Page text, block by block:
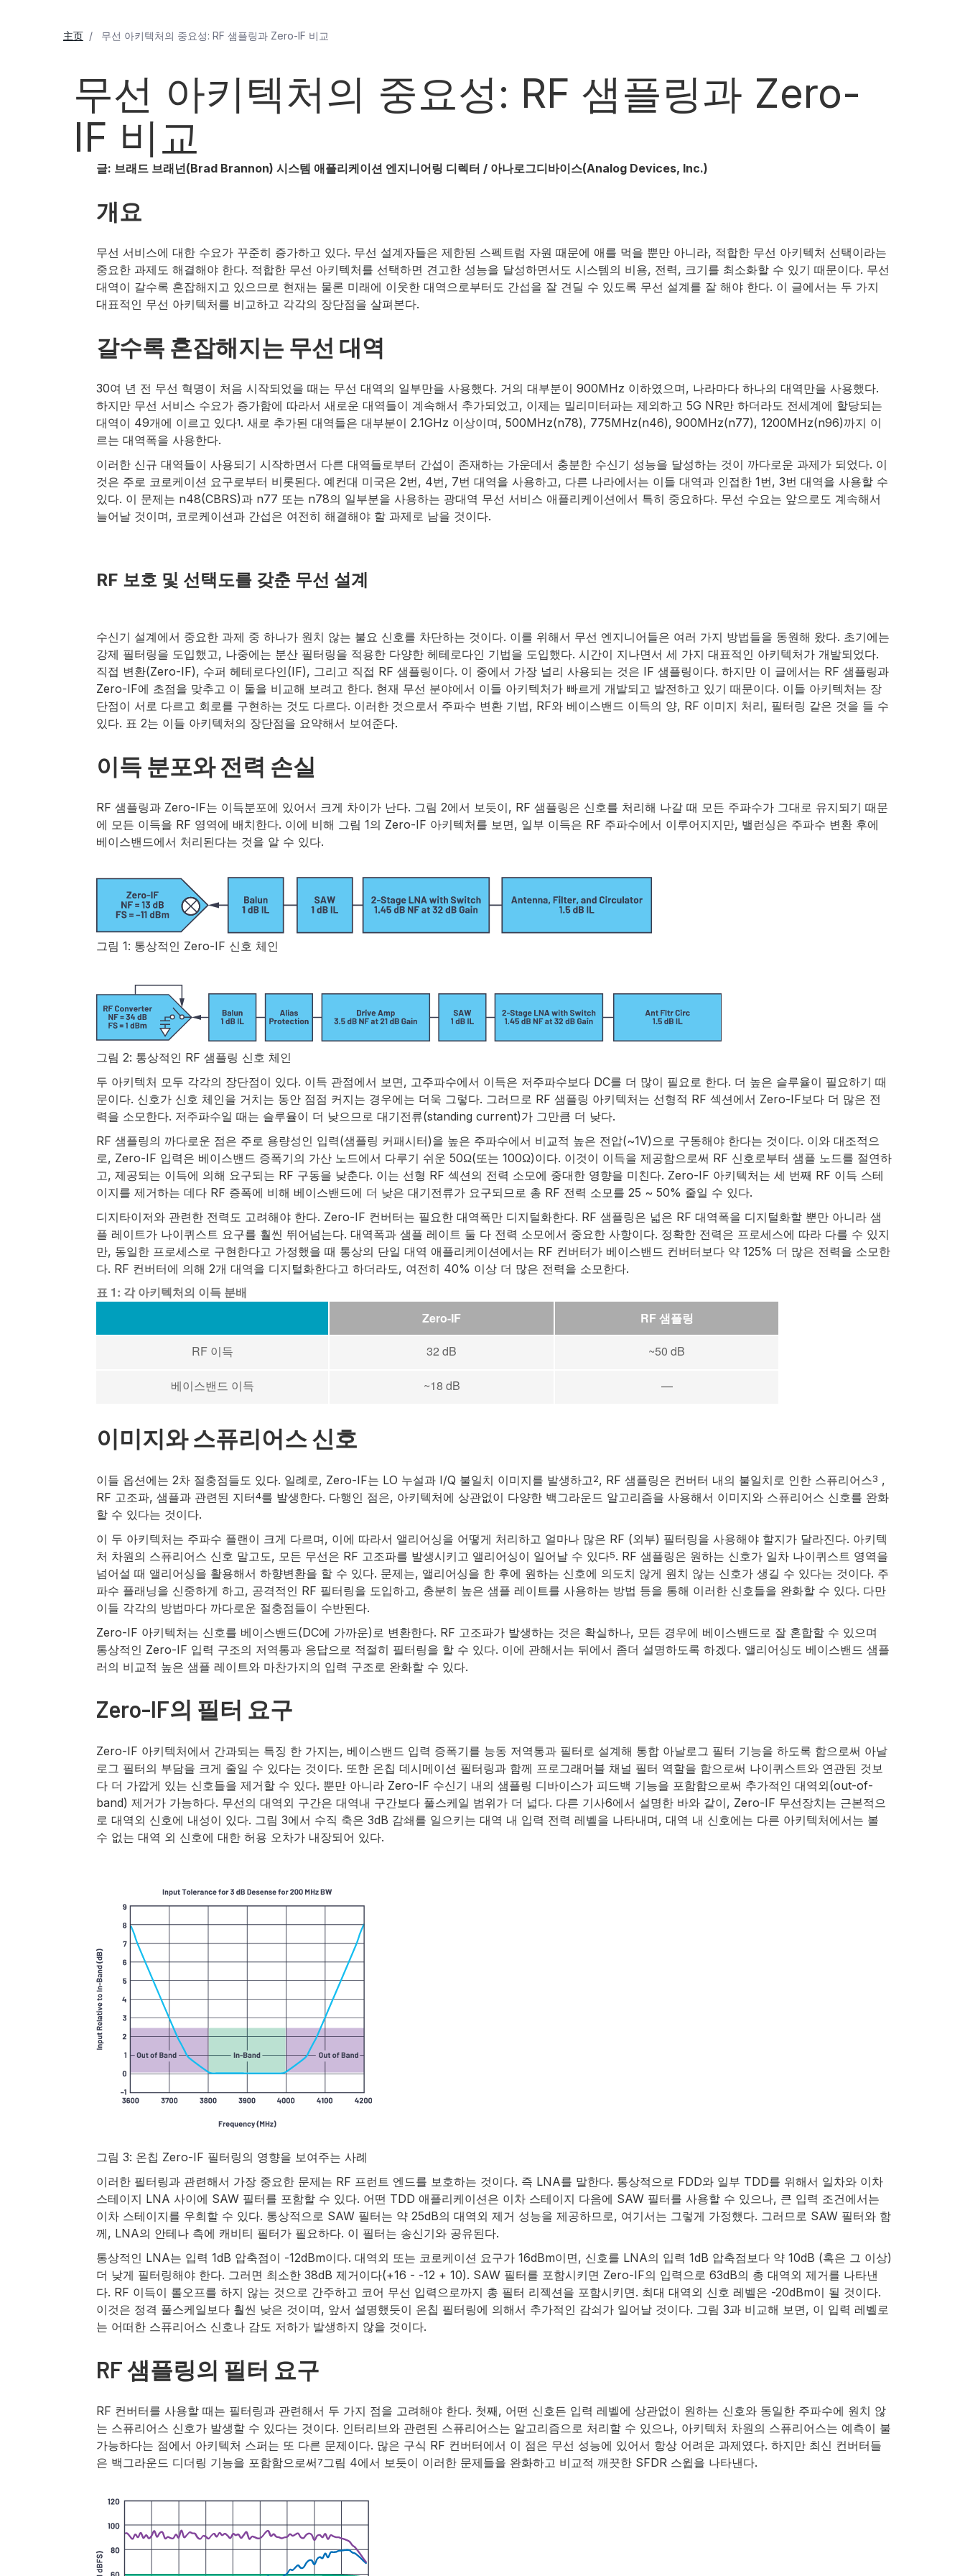
主页 무선 아키텍처의 중요성: RF 샘플링과 Zero-IF 비교
무선 아키텍처의 중요성: RF 샘플링과 Zero-
IF 비교
글: 브래드 브래넌(Brad Brannon) 시스템 애플리케이션 엔지니어링 디렉터 / 아나로그디바이스(Analog Devices, Inc.)
개요
무선 서비스에 대한 수요가 꾸준히 증가하고 있다. 무선 설계자들은 제한된 스펙트럼 자원 때문에 애를 먹을 뿐만 아니라, 적합한 무선 아키텍처 선택이라는
중요한 과제도 해결해야 한다. 적합한 무선 아키텍처를 선택하면 견고한 성능을 달성하면서도 시스템의 비용, 전력, 크기를 최소화할 수 있기 때문이다. 무선
대역이 갈수록 혼잡해지고 있으므로 현재는 물론 미래에 이웃한 대역으로부터도 간섭을 잘 견딜 수 있도록 무선 설계를 잘 해야 한다. 이 글에서는 두 가지
대표적인 무선 아키텍처를 비교하고 각각의 장단점을 살펴본다.
갈수록 혼잡해지는 무선 대역
30여 년 전 무선 혁명이 처음 시작되었을 때는 무선 대역의 일부만을 사용했다. 거의 대부분이 900MHz 이하였으며, 나라마다 하나의 대역만을 사용했다.
하지만 무선 서비스 수요가 증가함에 따라서 새로운 대역들이 계속해서 추가되었고, 이제는 밀리미터파는 제외하고 5G NR만 하더라도 전세계에 할당되는
대역이 49개에 이르고 있다1. 새로 추가된 대역들은 대부분이 2.1GHz 이상이며, 500MHz(n78), 775MHz(n46), 900MHz(n77), 1200MHz(n96)까지 이
르는 대역폭을 사용한다.
이러한 신규 대역들이 사용되기 시작하면서 다른 대역들로부터 간섭이 존재하는 가운데서 충분한 수신기 성능을 달성하는 것이 까다로운 과제가 되었다. 이
것은 주로 코로케이션 요구로부터 비롯된다. 예컨대 미국은 2번, 4번, 7번 대역을 사용하고, 다른 나라에서는 이들 대역과 인접한 1번, 3번 대역을 사용할 수
있다. 이 문제는 n48(CBRS)과 n77 또는 n78의 일부분을 사용하는 광대역 무선 서비스 애플리케이션에서 특히 중요하다. 무선 수요는 앞으로도 계속해서
늘어날 것이며, 코로케이션과 간섭은 여전히 해결해야 할 과제로 남을 것이다.
RF 보호 및 선택도를 갖춘 무선 설계
수신기 설계에서 중요한 과제 중 하나가 원치 않는 불요 신호를 차단하는 것이다. 이를 위해서 무선 엔지니어들은 여러 가지 방법들을 동원해 왔다. 초기에는
강제 필터링을 도입했고, 나중에는 분산 필터링을 적용한 다양한 헤테로다인 기법을 도입했다. 시간이 지나면서 세 가지 대표적인 아키텍처가 개발되었다.
직접 변환(Zero-IF), 수퍼 헤테로다인(IF), 그리고 직접 RF 샘플링이다. 이 중에서 가장 널리 사용되는 것은 IF 샘플링이다. 하지만 이 글에서는 RF 샘플링과
Zero-IF에 초점을 맞추고 이 둘을 비교해 보려고 한다. 현재 무선 분야에서 이들 아키텍처가 빠르게 개발되고 발전하고 있기 때문이다. 이들 아키텍처는 장
단점이 서로 다르고 회로를 구현하는 것도 다르다. 이러한 것으로서 주파수 변환 기법, RF와 베이스밴드 이득의 양, RF 이미지 처리, 필터링 같은 것을 들 수
있다. 표 2는 이들 아키텍처의 장단점을 요약해서 보여준다.
이득 분포와 전력 손실
RF 샘플링과 Zero-IF는 이득분포에 있어서 크게 차이가 난다. 그림 2에서 보듯이, RF 샘플링은 신호를 처리해 나갈 때 모든 주파수가 그대로 유지되기 때문
에 모든 이득을 RF 영역에 배치한다. 이에 비해 그림 1의 Zero-IF 아키텍처를 보면, 일부 이득은 RF 주파수에서 이루어지지만, 밸런싱은 주파수 변환 후에
베이스밴드에서 처리된다는 것을 알 수 있다.
그림 1: 통상적인 Zero-IF 신호 체인
그림 2: 통상적인 RF 샘플링 신호 체인
두 아키텍처 모두 각각의 장단점이 있다. 이득 관점에서 보면, 고주파수에서 이득은 저주파수보다 DC를 더 많이 필요로 한다. 더 높은 슬루율이 필요하기 때
문이다. 신호가 신호 체인을 거치는 동안 점점 커지는 경우에는 더욱 그렇다. 그러므로 RF 샘플링 아키텍처는 선형적 RF 섹션에서 Zero-IF보다 더 많은 전
력을 소모한다. 저주파수일 때는 슬루율이 더 낮으므로 대기전류(standing current)가 그만큼 더 낮다.
RF 샘플링의 까다로운 점은 주로 용량성인 입력(샘플링 커패시터)을 높은 주파수에서 비교적 높은 전압(~1V)으로 구동해야 한다는 것이다. 이와 대조적으
로, Zero-IF 입력은 베이스밴드 증폭기의 가산 노드에서 다루기 쉬운 50Ω(또는 100Ω)이다. 이것이 이득을 제공함으로써 RF 신호로부터 샘플 노드를 절연하
고, 제공되는 이득에 의해 요구되는 RF 구동을 낮춘다. 이는 선형 RF 섹션의 전력 소모에 중대한 영향을 미친다. Zero-IF 아키텍처는 세 번째 RF 이득 스테
이지를 제거하는 데다 RF 증폭에 비해 베이스밴드에 더 낮은 대기전류가 요구되므로 총 RF 전력 소모를 25 ~ 50% 줄일 수 있다.
디지타이저와 관련한 전력도 고려해야 한다. Zero-IF 컨버터는 필요한 대역폭만 디지털화한다. RF 샘플링은 넓은 RF 대역폭을 디지털화할 뿐만 아니라 샘
플 레이트가 나이퀴스트 요구를 훨씬 뛰어넘는다. 대역폭과 샘플 레이트 둘 다 전력 소모에서 중요한 사항이다. 정확한 전력은 프로세스에 따라 다를 수 있지
만, 동일한 프로세스로 구현한다고 가정했을 때 통상의 단일 대역 애플리케이션에서는 RF 컨버터가 베이스밴드 컨버터보다 약 125% 더 많은 전력을 소모한
다. RF 컨버터에 의해 2개 대역을 디지털화한다고 하더라도, 여전히 40% 이상 더 많은 전력을 소모한다.
표 1: 각 아키텍처의 이득 분배
Zero-IF
RF 샘플링
RF 이득
32 dB ~50 dB
베이스밴드 이득 ~18 dB —
이미지와 스퓨리어스 신호
이들 옵션에는 2차 절충점들도 있다. 일례로, Zero-IF는 LO 누설과 I/Q 불일치 이미지를 발생하고2, RF 샘플링은 컨버터 내의 불일치로 인한 스퓨리어스3 ,
RF 고조파, 샘플과 관련된 지터4를 발생한다. 다행인 점은, 아키텍처에 상관없이 다양한 백그라운드 알고리즘을 사용해서 이미지와 스퓨리어스 신호를 완화
할 수 있다는 것이다.
이 두 아키텍처는 주파수 플랜이 크게 다르며, 이에 따라서 앨리어싱을 어떻게 처리하고 얼마나 많은 RF (외부) 필터링을 사용해야 할지가 달라진다. 아키텍
처 차원의 스퓨리어스 신호 말고도, 모든 무선은 RF 고조파를 발생시키고 앨리어싱이 일어날 수 있다5. RF 샘플링은 원하는 신호가 일차 나이퀴스트 영역을
넘어설 때 앨리어싱을 활용해서 하향변환을 할 수 있다. 문제는, 앨리어싱을 한 후에 원하는 신호에 의도치 않게 원치 않는 신호가 생길 수 있다는 것이다. 주
파수 플래닝을 신중하게 하고, 공격적인 RF 필터링을 도입하고, 충분히 높은 샘플 레이트를 사용하는 방법 등을 통해 이러한 신호들을 완화할 수 있다. 다만
이들 각각의 방법마다 까다로운 절충점들이 수반된다.
Zero-IF 아키텍처는 신호를 베이스밴드(DC에 가까운)로 변환한다. RF 고조파가 발생하는 것은 확실하나, 모든 경우에 베이스밴드로 잘 혼합할 수 있으며
통상적인 Zero-IF 입력 구조의 저역통과 응답으로 적절히 필터링을 할 수 있다. 이에 관해서는 뒤에서 좀더 설명하도록 하겠다. 앨리어싱도 베이스밴드 샘플
러의 비교적 높은 샘플 레이트와 마찬가지의 입력 구조로 완화할 수 있다.
Zero-IF의 필터 요구
Zero-IF 아키텍처에서 간과되는 특징 한 가지는, 베이스밴드 입력 증폭기를 능동 저역통과 필터로 설계해 통합 아날로그 필터 기능을 하도록 함으로써 아날
로그 필터의 부담을 크게 줄일 수 있다는 것이다. 또한 온칩 데시메이션 필터링과 함께 프로그래머블 채널 필터 역할을 함으로써 나이퀴스트와 연관된 것보
다 더 가깝게 있는 신호들을 제거할 수 있다. 뿐만 아니라 Zero-IF 수신기 내의 샘플링 디바이스가 피드백 기능을 포함함으로써 추가적인 대역외(out-of-
band) 제거가 가능하다. 무선의 대역외 구간은 대역내 구간보다 풀스케일 범위가 더 넓다. 다른 기사6에서 설명한 바와 같이, Zero-IF 무선장치는 근본적으
로 대역외 신호에 내성이 있다. 그림 3에서 수직 축은 3dB 감쇄를 일으키는 대역 내 입력 전력 레벨을 나타내며, 대역 내 신호에는 다른 아키텍처에서는 볼
수 없는 대역 외 신호에 대한 허용 오차가 내장되어 있다.
그림 3: 온칩 Zero-IF 필터링의 영향을 보여주는 사례
이러한 필터링과 관련해서 가장 중요한 문제는 RF 프런트 엔드를 보호하는 것이다. 즉 LNA를 말한다. 통상적으로 FDD와 일부 TDD를 위해서 일차와 이차
스테이지 LNA 사이에 SAW 필터를 포함할 수 있다. 어떤 TDD 애플리케이션은 이차 스테이지 다음에 SAW 필터를 사용할 수 있으나, 큰 입력 조건에서는
이차 스테이지를 우회할 수 있다. 통상적으로 SAW 필터는 약 25dB의 대역외 제거 성능을 제공하므로, 여기서는 그렇게 가정했다. 그러므로 SAW 필터와 함
께, LNA의 안테나 측에 캐비티 필터가 필요하다. 이 필터는 송신기와 공유된다.
통상적인 LNA는 입력 1dB 압축점이 -12dBm이다. 대역외 또는 코로케이션 요구가 16dBm이면, 신호를 LNA의 입력 1dB 압축점보다 약 10dB (혹은 그 이상)
더 낮게 필터링해야 한다. 그러면 최소한 38dB 제거이다(+16 - -12 + 10). SAW 필터를 포함시키면 Zero-IF의 입력으로 63dB의 총 대역외 제거를 나타낸
다. RF 이득이 롤오프를 하지 않는 것으로 간주하고 코어 무선 입력으로까지 총 필터 리젝션을 포함시키면. 최대 대역외 신호 레벨은 -20dBm이 될 것이다.
이것은 정격 풀스케일보다 훨씬 낮은 것이며, 앞서 설명했듯이 온칩 필터링에 의해서 추가적인 감쇠가 일어날 것이다. 그림 3과 비교해 보면, 이 입력 레벨로
는 어떠한 스퓨리어스 신호나 감도 저하가 발생하지 않을 것이다.
RF 샘플링의 필터 요구
RF 컨버터를 사용할 때는 필터링과 관련해서 두 가지 점을 고려해야 한다. 첫째, 어떤 신호든 입력 레벨에 상관없이 원하는 신호와 동일한 주파수에 원치 않
는 스퓨리어스 신호가 발생할 수 있다는 것이다. 인터리브와 관련된 스퓨리어스는 알고리즘으로 처리할 수 있으나, 아키텍처 차원의 스퓨리어스는 예측이 불
가능하다는 점에서 아키텍처 스퍼는 또 다른 문제이다. 많은 구식 RF 컨버터에서 이 점은 무선 성능에 있어서 항상 어려운 과제였다. 하지만 최신 컨버터들
은 백그라운드 디더링 기능을 포함함으로써7그림 4에서 보듯이 이러한 문제들을 완화하고 비교적 깨끗한 SFDR 스윕을 나타낸다.